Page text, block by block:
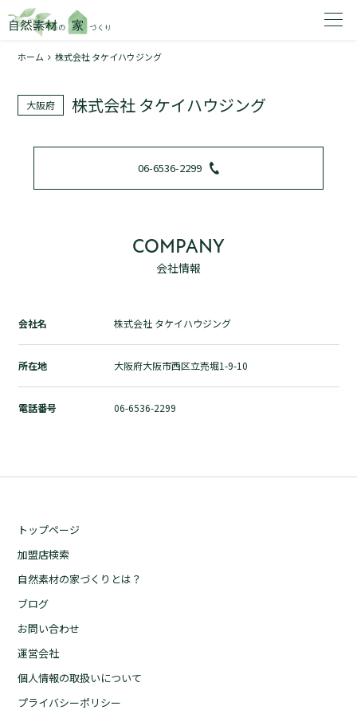
1
トップページ
加盟店検索
自然素材の家づくりとは？
ホーム 株式会社 タケイハウジング
大阪府 株式会社 タケイハウジング
06-6536-2299
COMPANY
会社情報
会社名 株式会社 タケイハウジング
所在地 大阪府大阪市西区立売堀1-9-10
電話番号 06-6536-2299
トップページ
加盟店検索
自然素材の家づくりとは？
ブログ
お問い合わせ
運営会社
個人情報の取扱いについて
プライバシーポリシー